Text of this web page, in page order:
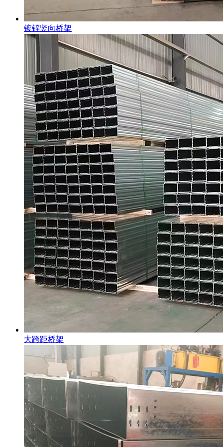
镀锌竖向桥架
大跨距桥架